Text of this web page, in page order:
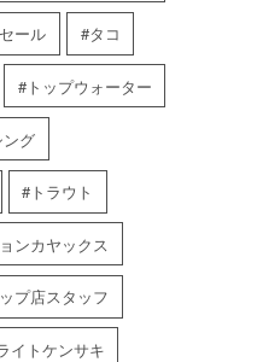
セール タコ
トップウォーター
ング
トラウト
ンカヤックス
プ店スタッフ
イトケンサキ